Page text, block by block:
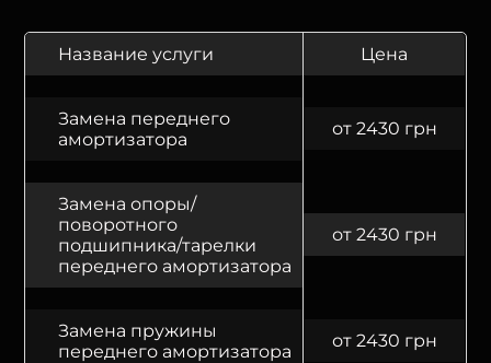
Название услуги Цена
Замена переднего
амортизатора
от 2430 грн
Замена опоры/
поворотного
подшипника/тарелки
переднего амортизатора
от 2430 грн
Замена пружины
переднего амортизатора
от 2430 грн